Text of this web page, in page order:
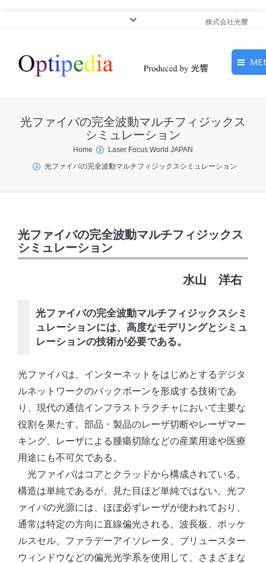
株式会社光響
ピックアップ
サービス
光ファイバの完全波動マルチフィジックス
シミュレーション
You are here:Home
Laser Focus World JAPAN
光ファイバの完全波動マルチフィジックスシミュレーション
光ファイバの完全波動マルチフィジックス
シミュレーション
水山 洋右
光ファイバの完全波動マルチフィジックスシミ
ュレーションには、高度なモデリングとシミュ
レーションの技術が必要である。
光ファイバは、インターネットをはじめとするデジタ
ルネットワークのバックボーンを形成する技術であ
り、現代の通信インフラストラクチャにおいて主要な
役割を果たす。部品・製品のレーザ切断やレーザマー
キング、レーザによる腫瘍切除などの産業用途や医療
用途にも不可欠である。
光ファイバはコアとクラッドから構成されている。
構造は単純であるが、見た目ほど単純ではない。光フ
ァイバの光源には、ほぼ必ずレーザが使われており、
通常は特定の方向に直線偏光される。波長板、ポッケ
ルスセル、ファラデーアイソレータ、ブリュースター
ウィンドウなどの偏光光学系を使用して、さまざまな